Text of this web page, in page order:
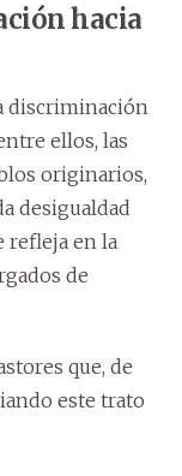
hacia
discriminación
ellos, las
originarios,
desigualdad
refleja en la
de
que, de
este trato